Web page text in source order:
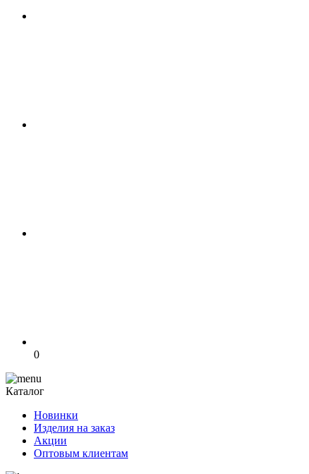
0
Каталог
Новинки
Изделия на заказ
Акции
Оптовым клиентам